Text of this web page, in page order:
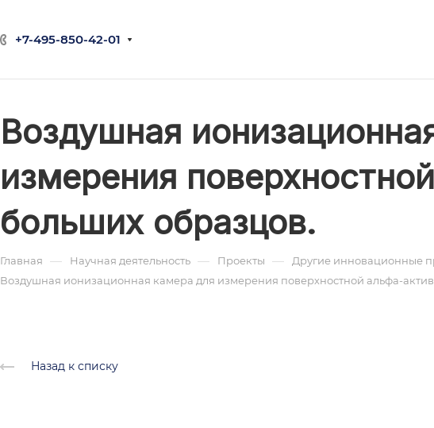
+7-495-850-42-01
Воздушная
измерения
больших образцов.
Главная — Научная деятельность — Проекты — Другие инновационные
Воздушная ионизационная камера для измерения поверхностной альфа-
Назад к списку